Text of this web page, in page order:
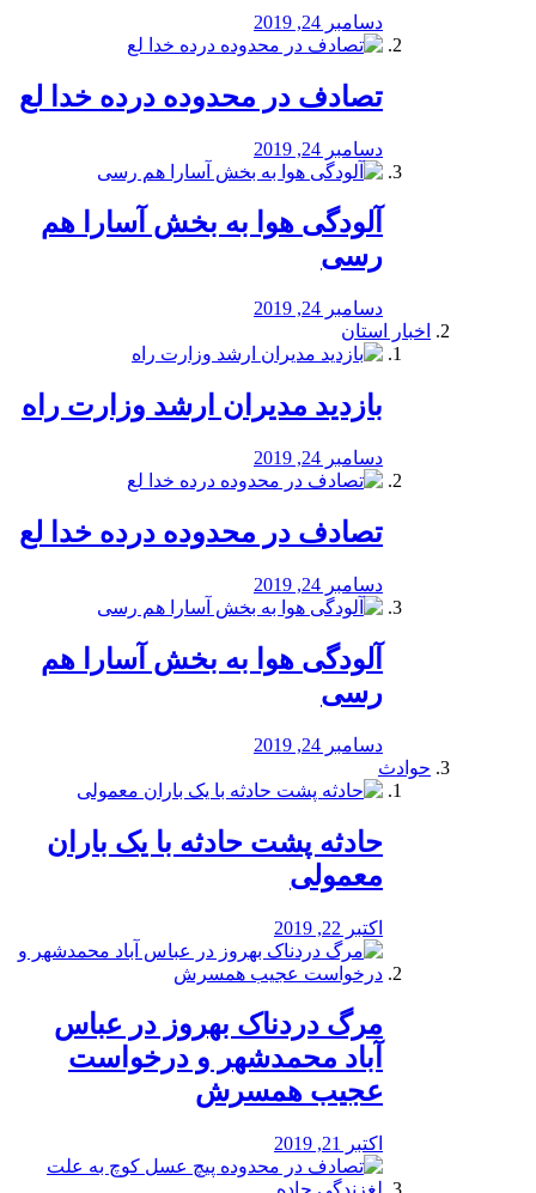
دسامبر 24, 2019
تصادف در محدوده درده خدا لع
دسامبر 24, 2019
آلودگی هوا به بخش آسارا هم
رسی
دسامبر 24, 2019
اخبار استان
بازدید مدیران ارشد وزارت راه
دسامبر 24, 2019
تصادف در محدوده درده خدا لع
دسامبر 24, 2019
آلودگی هوا به بخش آسارا هم
رسی
دسامبر 24, 2019
حوادث
️حادثه پشت حادثه با یک باران
معمولی
اکتبر 22, 2019
مرگ دردناک بهروز در عباس
آباد محمدشهر و درخواست
عجیب همسرش
اکتبر 21, 2019